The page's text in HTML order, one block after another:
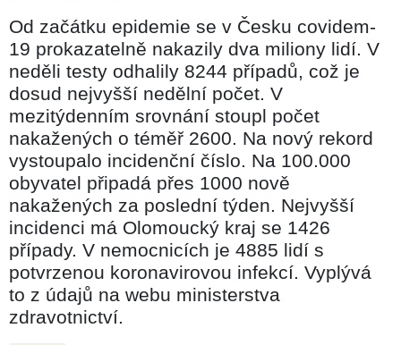
Od začátku epidemie se v Česku covidem-
19 prokazatelně nakazily dva miliony lidí. V
neděli testy odhalily 8244 případů, což je
dosud nejvyšší nedělní počet. V
mezitýdenním srovnání stoupl počet
nakažených o téměř 2600. Na nový rekord
vystoupalo incidenční číslo. Na 100.000
obyvatel připadá přes 1000 nově
nakažených za poslední týden. Nejvyšší
incidenci má Olomoucký kraj se 1426
případy. V nemocnicích je 4885 lidí s
potvrzenou koronavirovou infekcí. Vyplývá
to z údajů na webu ministerstva
zdravotnictví.